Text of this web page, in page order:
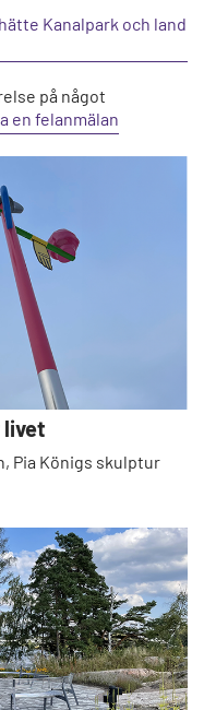
Kanalpark och land
på något
en felanmälan
livet
Pia Königs skulptur